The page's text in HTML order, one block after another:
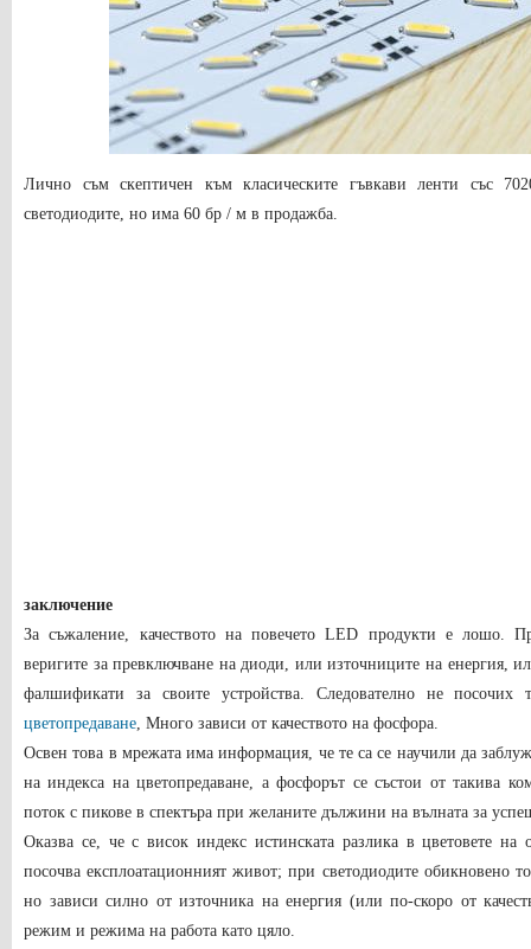
Лично съм скептичен към класическите гъвкави ленти със
светодиодите, но има 60 бр / м в продажба.
заключение
За съжаление, качеството на повечето LED продукти е лошо.
веригите за превключване на диоди, или източниците на енергия,
фалшификати за своите устройства. Следователно не посочих
цветопредаване , Много зависи от качеството на фосфора.
Освен това в мрежата има информация, че те са се научили да
на индекса на цветопредаване, а фосфорът се състои от такива
поток с пикове в спектъра при желаните дължини на вълната за
Оказва се, че с висок индекс истинската разлика в цветовете на
посочва експлоатационният живот; при светодиодите обикновено
но зависи силно от източника на енергия (или по-скоро от
режим и режима на работа като цяло.